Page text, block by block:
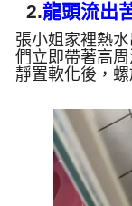
2.龍頭流出
張小姐家裡熱
們立即帶著高
靜置軟化後，
顏色越來越深
水變乾淨熱水
期「大掃除」
同的水質顏色
鏽）： 管線老
下水源。 綠